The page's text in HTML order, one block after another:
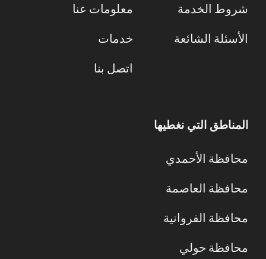
شروط الخدمة
الأسئلة الشائعة
معلومات عنا
خدمات
اتصل بنا
المناطق التي نغطيها
محافظة الأحمدي
محافظة العاصمة
محافظة الفروانية
محافظة حولي